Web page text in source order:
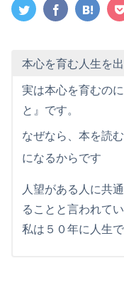
本心を育む人生を
実は本心を育むの
と』です。
なぜなら、本を読
になるからです
人望がある人に共
ることと言われて
私は５０年に人生